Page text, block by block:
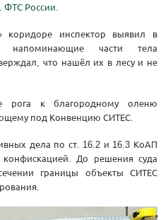
ФТС России
коридоре инспектор выявил в
напоминающие части тела
что нашёл их в лесу и не
рога к благородному оленю
под Конвенцию СИТЕС.
дела по ст. 16.2 и 16.3 КоАП
До решения суда
границы объекты СИТЕС